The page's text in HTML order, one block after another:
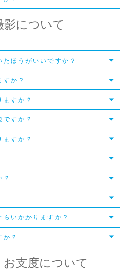
影について
ほうがいいですか？
か？
すか？
すか？
すか？
いかかりますか？
？
支度について